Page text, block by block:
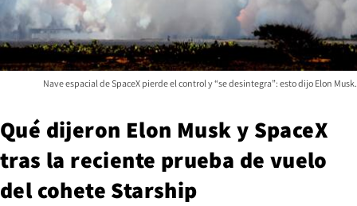
Nave espacial de SpaceX pierde el control y “se desintegra”: esto dijo Elon Musk.
Qué dijeron Elon Musk y SpaceX
tras la reciente prueba de vuelo
del cohete Starship